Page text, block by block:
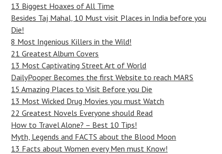
13 Biggest Hoaxes of All Time
Besides Taj Mahal, 10 Must visit Places in India before you
Die!
8 Most Ingenious Killers in the Wild!
21 Greatest Album Covers
13 Most Captivating Street Art of World
DailyPooper Becomes the first Website to reach MARS
15 Amazing Places to Visit Before you Die
13 Most Wicked Drug Movies you must Watch
22 Greatest Novels Everyone should Read
How to Travel Alone? – Best 10 Tips!
Myth, Legends and FACTS about the Blood Moon
13 Facts about Women every Men must Know!